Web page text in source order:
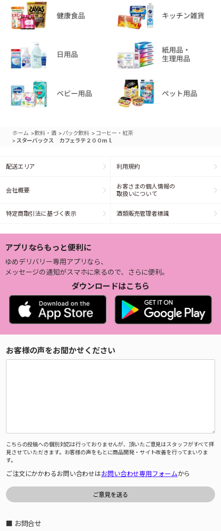
ホーム >飲料・酒 > パック飲料 > コーヒー・紅茶
> スターバックス カフェラテ２００ｍｌ
配送エリア 利用規約
会社概要
お客さまの個人情報の
取扱いについて
特定商取引法に基づく表示 酒類販売管理者標識
アプリならもっと便利に
ゆめデリバリー専用アプリなら、
メッセージの通知がスマホに来るので、さらに便利。
ダウンロードはこちら
お客様の声をお聞かせください
こちらの投稿への個別対応は行っておりませんが、頂いたご意見はスタッフがすべて拝
見させていただきます。お客様の声をもとに商品開発・サイト改善を行ってまいりま
す。
ご注文にかかわるお問い合わせはお問い合わせ専用フォームから
■ お問合せ